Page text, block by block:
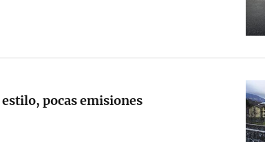
pocas emisiones